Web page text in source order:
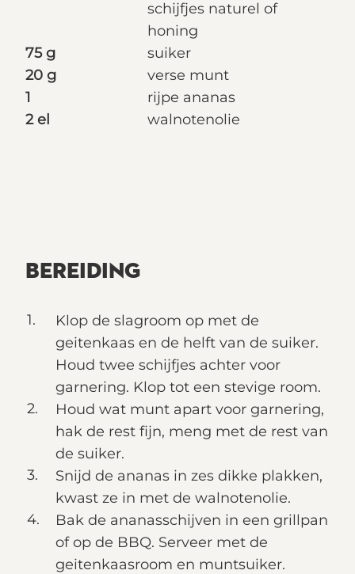
schijfjes naturel of
honing
75 g
suiker
20 g
verse munt
1
rijpe ananas
2 el
walnotenolie
BEREIDING
Klop de slagroom op met de
geitenkaas en de helft van de suiker.
Houd twee schijfjes achter voor
garnering. Klop tot een stevige room.
Houd wat munt apart voor garnering,
hak de rest fijn, meng met de rest van
de suiker.
Snijd de ananas in zes dikke plakken,
kwast ze in met de walnotenolie.
Bak de ananasschijven in een grillpan
of op de BBQ. Serveer met de
geitenkaasroom en muntsuiker.